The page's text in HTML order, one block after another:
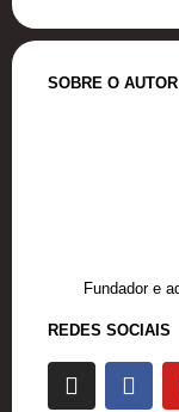
SOBRE O AUTOR
Fundador e
REDES SOCIAIS
I
n
F
a